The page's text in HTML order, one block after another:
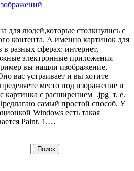
для людей,которые столкнулись с
контента. А именно картинок для
разных сферах: интернет,
электронные приложения
вы нашли изображение,
вас устраивает и вы хотите
место под изоражение и
картинка с расширением .jpg т. е.
самый простой способ. У
Windows есть такая
Paint. 1.…